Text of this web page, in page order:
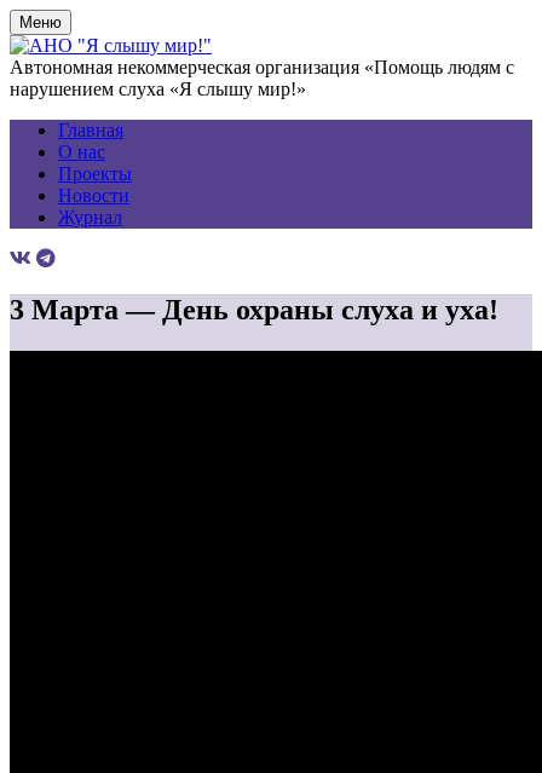
Меню
Автономная некоммерческая организация «Помощь людям с
нарушением слуха «Я слышу мир!»
Главная
О нас
Проекты
Новости
Журнал
3 Марта — День охраны слуха и уха!